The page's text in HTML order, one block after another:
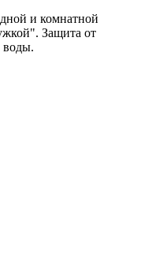
и комнатной
Защита от
воды.